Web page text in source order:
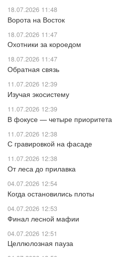
18.07.2026 11:48
Ворота на Восток
18.07.2026 11:47
Охотники за короедом
18.07.2026 11:47
Обратная связь
11.07.2026 12:39
Изучая экосистему
11.07.2026 12:39
В фокусе — четыре приоритета
11.07.2026 12:38
С гравировкой на фасаде
11.07.2026 12:38
От леса до прилавка
04.07.2026 12:54
Когда остановились плоты
04.07.2026 12:53
Финал лесной мафии
04.07.2026 12:51
Целлюлозная пауза